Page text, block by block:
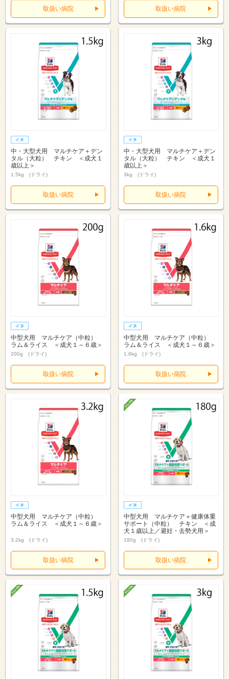
取扱い病院 取扱い病院
中・大型犬用 マルチケア＋デン
タル（大粒） チキン ＜成犬１
歳以上＞
1.5kg (ドライ)
取扱い病院
中・大型犬用 マルチケア＋デン
タル（大粒） チキン ＜成犬１
歳以上＞
3kg (ドライ)
取扱い病院
中型犬用 マルチケア（中粒）
ラム＆ライス ＜成犬１～６歳＞
200g (ドライ)
取扱い病院
中型犬用 マルチケア（中粒）
ラム＆ライス ＜成犬１～６歳＞
1.6kg (ドライ)
取扱い病院
中型犬用 マルチケア（中粒）
ラム＆ライス ＜成犬１～６歳＞
3.2kg (ドライ)
取扱い病院
中型犬用 マルチケア＋健康体重
サポート（中粒） チキン ＜成
犬１歳以上／避妊・去勢犬用＞
180g (ドライ)
取扱い病院